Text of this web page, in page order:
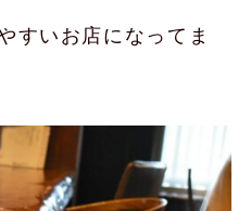
すいお店になってま